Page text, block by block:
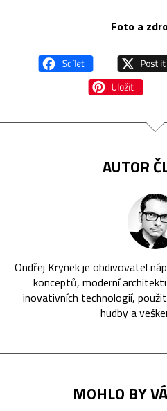
Foto a
AUTOR
Ondřej Krynek je obdivovatel
konceptů, moderní
inovativních technologií,
hudby a
MOHLO BY